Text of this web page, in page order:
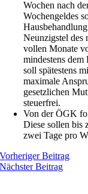
Wochen nach
Wochengeldes
Neunzigstel des
vollen Monate
mindestens
soll spätestens
maximale
gesetzlichen
steuerfrei.
Von derÖGK
Diese sollen bis
zwei Tage pro
Vorheriger Beitrag
Nächster Beitrag